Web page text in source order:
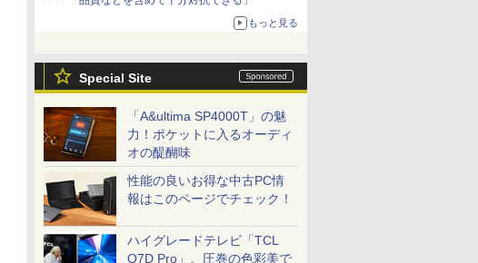
もっと見る
Special Site
「A&ultima SP4000T」の魅
力！ポケットに入るオーディ
オの醍醐味
性能の良いお得な中古PC情
報はこのページでチェック！
ハイグレードテレビ「TCL
Q7D Pro」。圧巻の色彩美で